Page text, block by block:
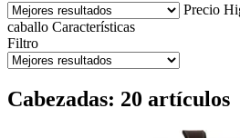
Precio
caballo Características
Filtro
Cabezadas: 20 artículos